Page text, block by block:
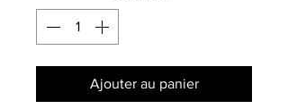
Ajouter au panier